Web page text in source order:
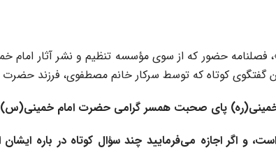
حضور که از سوی مؤسسه تنظیم و نشر آثار امام
کوتاه که توسط سرکار خانم مصطفوی، فرزند حضرت
خمینی(ره) پای صحبت همسر گرامی حضرت امام
و اگر اجازه می‌فرمایید چند سؤال کوتاه در باره